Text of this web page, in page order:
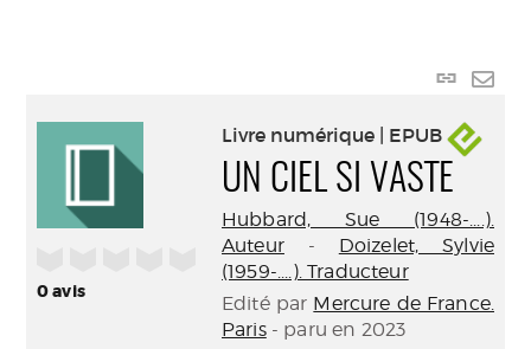
Lien
0avis
Livre numérique | EPUB
UN CIEL SI VASTE
Hubbard, Sue (1948-....).
Auteur- Doizelet, Sylvie
(1959-....). Traducteur
Edité par Mercure de France.
Paris- paru en 2023